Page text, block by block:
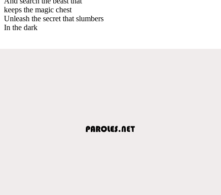
keeps the magic chest
Unleash the secret that slumbers
In the dark